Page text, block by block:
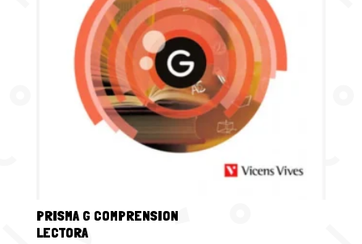
PRISMA G COMPRENSION
LECTORA